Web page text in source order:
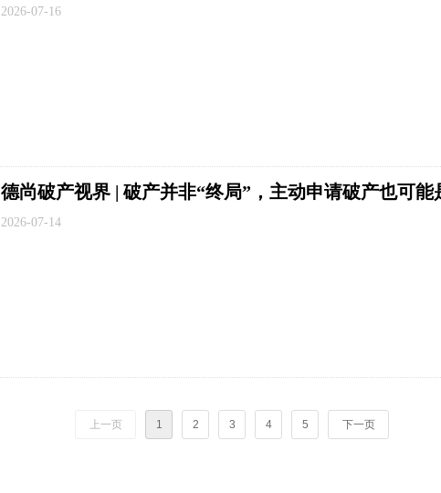
2026-07-16
德尚破产视界 | 破产并非“终局”，主动申请破产也可能
2026-07-14
上一页 1 2 3 4 5 下一页